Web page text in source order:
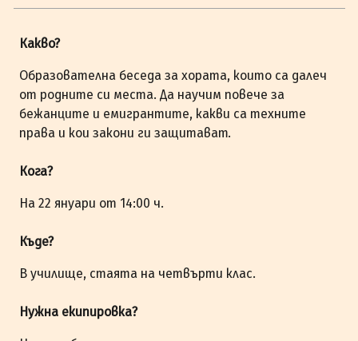
Какво?
Образователна беседа за хората, които са далеч
от родните си места. Да научим повече за
бежанците и емигрантите, какви са техните
права и кои закони ги защитават.
Кога?
На 22 януари от 14:00 ч.
Къде?
В училище, стаята на четвърти клас.
Нужна екипировка?